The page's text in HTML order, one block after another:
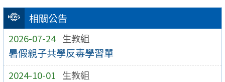
相關公告
2026-07-24 生教組
暑假親子共學反毒學習單
2024-10-01 生教組